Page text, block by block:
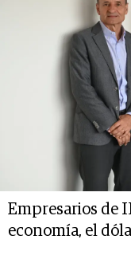
Empresarios de
economía, el